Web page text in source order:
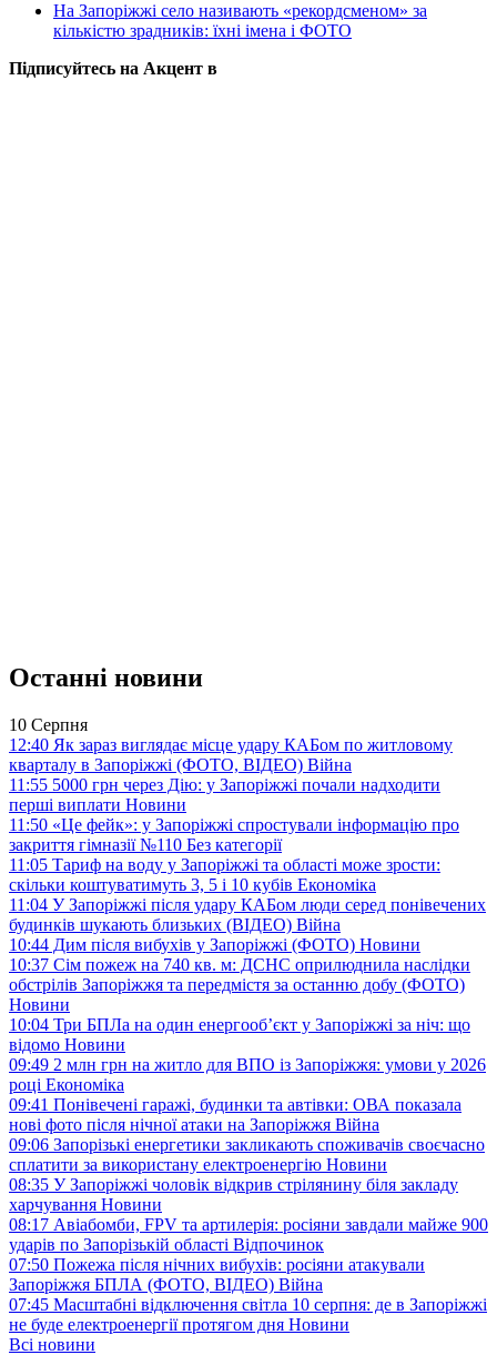
На Запоріжжі село називають «рекордсменом» за
кількістю зрадників: їхні імена і ФОТО
Підписуйтесь на Акцент в
Останні новини
10 Серпня
12:40 Як зараз виглядає місце удару КАБом по житловому
кварталу в Запоріжжі (ФОТО, ВІДЕО) Війна
11:55 5000 грн через Дію: у Запоріжжі почали надходити
перші виплати Новини
11:50 «Це фейк»: у Запоріжжі спростували інформацію про
закриття гімназії №110 Без категорії
11:05 Тариф на воду у Запоріжжі та області може зрости:
скільки коштуватимуть 3, 5 і 10 кубів Економіка
11:04 У Запоріжжі після удару КАБом люди серед понівечених
будинків шукають близьких (ВІДЕО) Війна
10:44 Дим після вибухів у Запоріжжі (ФОТО) Новини
10:37 Сім пожеж на 740 кв. м: ДСНС оприлюднила наслідки
обстрілів Запоріжжя та передмістя за останню добу (ФОТО)
Новини
10:04 Три БПЛа на один енергооб’єкт у Запоріжжі за ніч: що
відомо Новини
09:49 2 млн грн на житло для ВПО із Запоріжжя: умови у 2026
році Економіка
09:41 Понівечені гаражі, будинки та автівки: ОВА показала
нові фото після нічної атаки на Запоріжжя Війна
09:06 Запорізькі енергетики закликають споживачів своєчасно
сплатити за використану електроенергію Новини
08:35 У Запоріжжі чоловік відкрив стрілянину біля закладу
харчування Новини
08:17 Авіабомби, FPV та артилерія: росіяни завдали майже 900
ударів по Запорізькій області Відпочинок
07:50 Пожежа після нічних вибухів: росіяни атакували
Запоріжжя БПЛА (ФОТО, ВІДЕО) Війна
07:45 Масштабні відключення світла 10 серпня: де в Запоріжжі
не буде електроенергії протягом дня Новини
Всі новини